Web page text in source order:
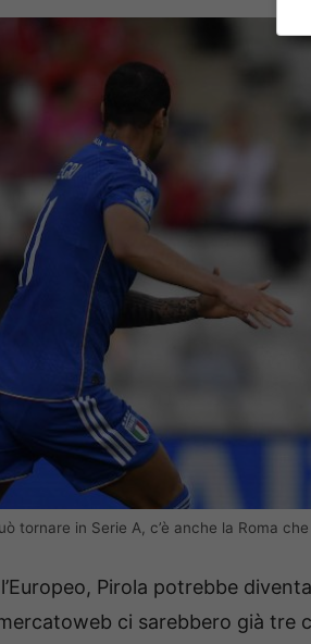
tornare in Serie A, c’è anche la Roma
Pirola potrebbe
ci sarebbero già tre